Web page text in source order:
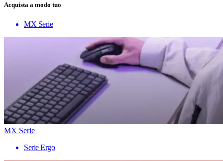
Acquista a modo tuo
MX Serie
MX Serie
Serie Ergo